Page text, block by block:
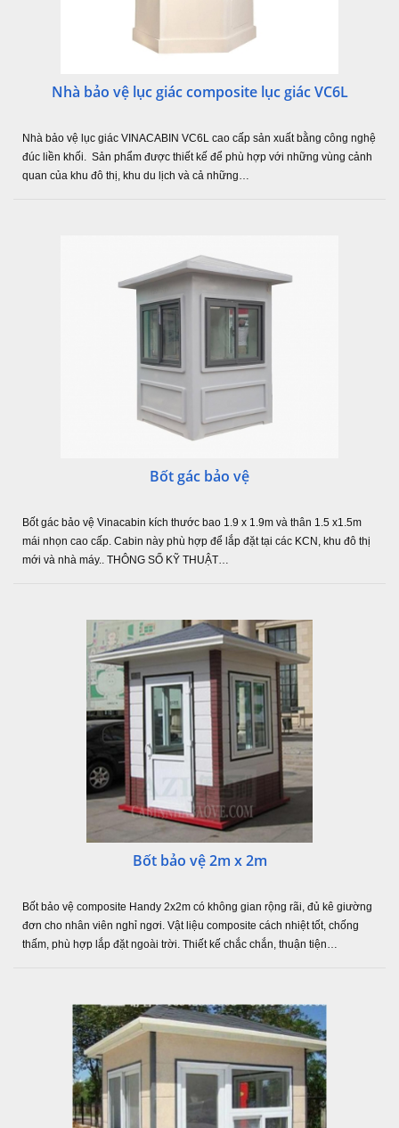
Nhà bảo vệ lục giác composite lục giác VC6L
Nhà bảo vệ lục giác VINACABIN VC6L cao cấp sản xuất bằng công nghệ
đúc liền khối. Sản phẩm được thiết kế để phù hợp với những vùng cảnh
quan của khu đô thị, khu du lịch và cả những…
Bốt gác bảo vệ
Bốt gác bảo vệ Vinacabin kích thước bao 1.9 x 1.9m và thân 1.5 x1.5m
mái nhọn cao cấp. Cabin này phù hợp để lắp đặt tại các KCN, khu đô thị
mới và nhà máy.. THÔNG SỐ KỸ THUẬT…
Bốt bảo vệ 2m x 2m
Bốt bảo vệ composite Handy 2x2m có không gian rộng rãi, đủ kê giường
đơn cho nhân viên nghỉ ngơi. Vật liệu composite cách nhiệt tốt, chống
thấm, phù hợp lắp đặt ngoài trời. Thiết kế chắc chắn, thuận tiện…